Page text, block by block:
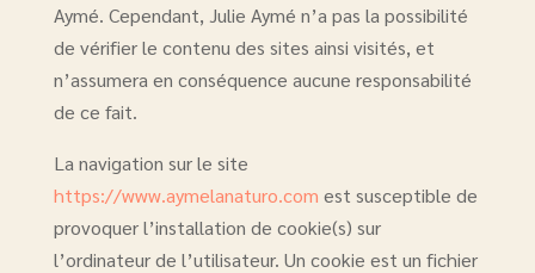
Aymé. Cependant, Julie Aymé n’a pas la possibilité
de vérifier le contenu des sites ainsi visités, et
n’assumera en conséquence aucune responsabilité
de ce fait.
La navigation sur le site
https://www.aymelanaturo.com est susceptible de
provoquer l’installation de cookie(s) sur
l’ordinateur de l’utilisateur. Un cookie est un fichier